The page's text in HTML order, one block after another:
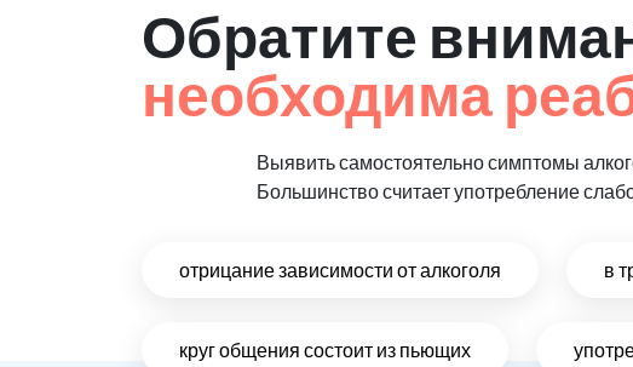
Обратите
необходима
Выявить самостоятельно симптомы
Большинство считает употребление
отрицание зависимости от алкоголя в
круг общения состоит из пьющих